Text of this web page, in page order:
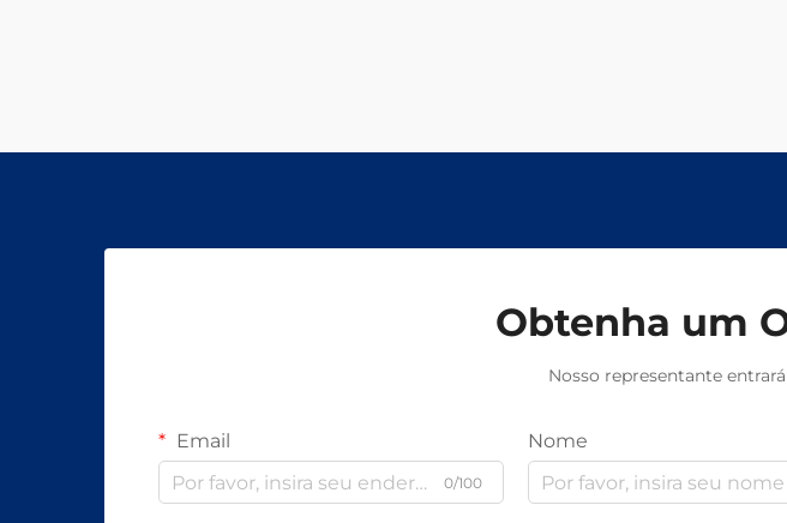
Obtenha um
Nosso representante
Email
0/100
Nome